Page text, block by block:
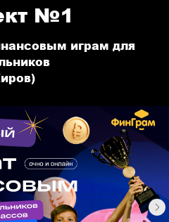
№1
играм для